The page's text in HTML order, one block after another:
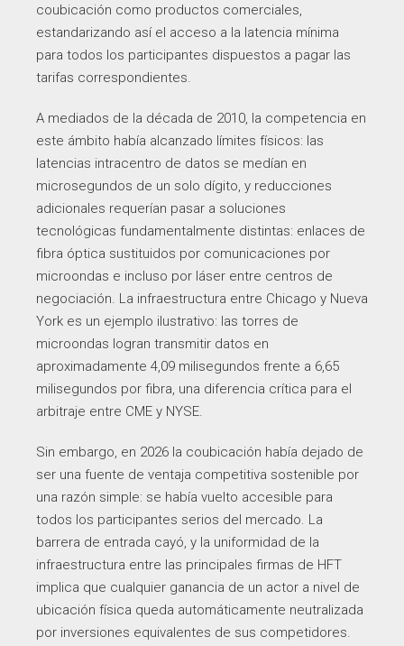
coubicación como productos comerciales,
estandarizando así el acceso a la latencia mínima
para todos los participantes dispuestos a pagar las
tarifas correspondientes.
A mediados de la década de 2010, la competencia en
este ámbito había alcanzado límites físicos: las
latencias intracentro de datos se medían en
microsegundos de un solo dígito, y reducciones
adicionales requerían pasar a soluciones
tecnológicas fundamentalmente distintas: enlaces de
fibra óptica sustituidos por comunicaciones por
microondas e incluso por láser entre centros de
negociación. La infraestructura entre Chicago y Nueva
York es un ejemplo ilustrativo: las torres de
microondas logran transmitir datos en
aproximadamente 4,09 milisegundos frente a 6,65
milisegundos por fibra, una diferencia crítica para el
arbitraje entre CME y NYSE.
Sin embargo, en 2026 la coubicación había dejado de
ser una fuente de ventaja competitiva sostenible por
una razón simple: se había vuelto accesible para
todos los participantes serios del mercado. La
barrera de entrada cayó, y la uniformidad de la
infraestructura entre las principales firmas de HFT
implica que cualquier ganancia de un actor a nivel de
ubicación física queda automáticamente neutralizada
por inversiones equivalentes de sus competidores.